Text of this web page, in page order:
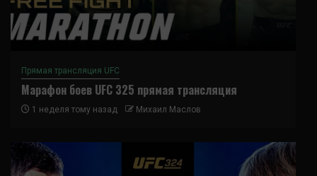
Прямая трансляция UFC
Марафон боев UFC 325 прямая трансляция
1 неделя тому назад Михаил Маслов